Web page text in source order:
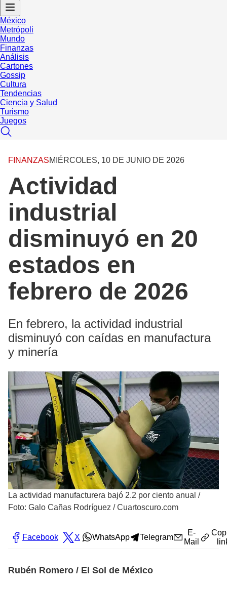
México
Metrópoli
Mundo
Finanzas
Análisis
Cartones
Gossip
Cultura
Tendencias
Ciencia y Salud
Turismo
Juegos
FINANZASMIÉRCOLES, 10 DE JUNIO DE 2026
Actividad
industrial
disminuyó en 20
estados en
febrero de 2026
En febrero, la actividad industrial
disminuyó con caídas en manufactura
y minería
La actividad manufacturera bajó 2.2 por ciento anual /
Foto: Galo Cañas Rodríguez / Cuartoscuro.com
Facebook X WhatsApp Telegram
E-
Mail
Rubén Romero / El Sol de México